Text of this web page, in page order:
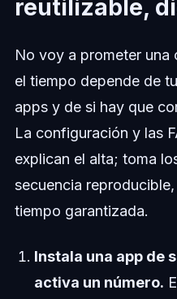
reutilizable,
No voy a prometer una
el tiempo depende de
apps y de si hay que
La configuración y las
explican el alta; toma
secuencia
tiempo garantizada.
Instala una app de
activa un número.